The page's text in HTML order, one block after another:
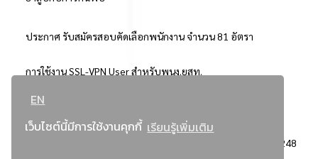
EN
เว็บไซต์นี้มีการใช้งานคุกกี้ เรียนรู้เพิ่มเติม
ประกาศ รับสมัครสอบคัดเลือกพนักงาน จำนวน 81 อัตรา
การใช้งาน SSL-VPN User สำหรับพนง.ยสท.
..ยอดนิยม..
3248